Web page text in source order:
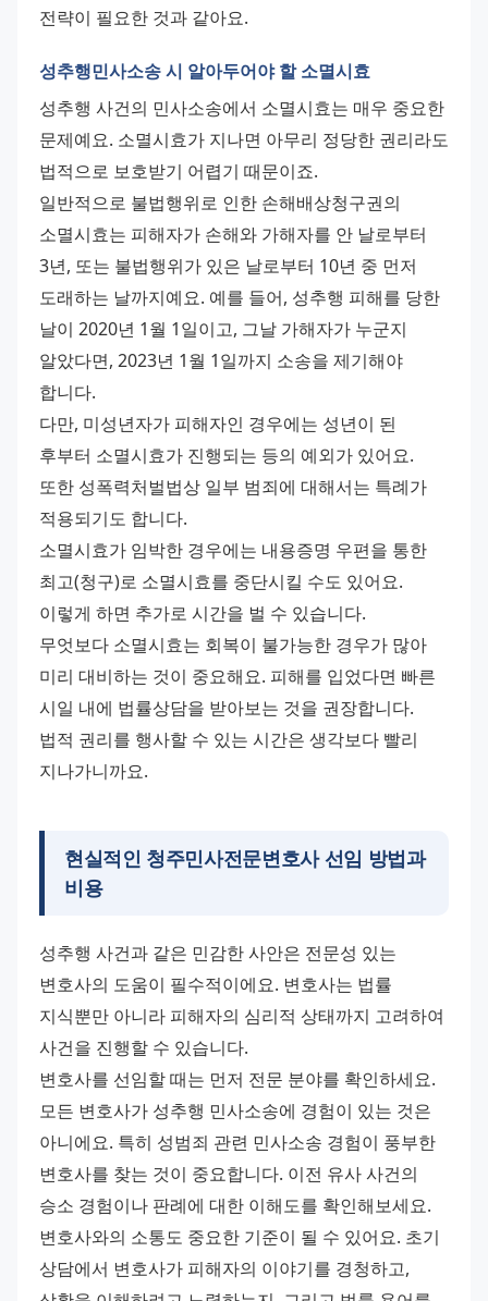
전략이 필요한 것과 같아요.
성추행민사소송 시 알아두어야 할 소멸시효
성추행 사건의 민사소송에서 소멸시효는 매우 중요한
문제예요. 소멸시효가 지나면 아무리 정당한 권리라도
법적으로 보호받기 어렵기 때문이죠.
일반적으로 불법행위로 인한 손해배상청구권의
소멸시효는 피해자가 손해와 가해자를 안 날로부터
3년, 또는 불법행위가 있은 날로부터 10년 중 먼저
도래하는 날까지예요. 예를 들어, 성추행 피해를 당한
날이 2020년 1월 1일이고, 그날 가해자가 누군지
알았다면, 2023년 1월 1일까지 소송을 제기해야
합니다.
다만, 미성년자가 피해자인 경우에는 성년이 된
후부터 소멸시효가 진행되는 등의 예외가 있어요.
또한 성폭력처벌법상 일부 범죄에 대해서는 특례가
적용되기도 합니다.
소멸시효가 임박한 경우에는 내용증명 우편을 통한
최고(청구)로 소멸시효를 중단시킬 수도 있어요.
이렇게 하면 추가로 시간을 벌 수 있습니다.
무엇보다 소멸시효는 회복이 불가능한 경우가 많아
미리 대비하는 것이 중요해요. 피해를 입었다면 빠른
시일 내에 법률상담을 받아보는 것을 권장합니다.
법적 권리를 행사할 수 있는 시간은 생각보다 빨리
지나가니까요.
현실적인 청주민사전문변호사선임 방법과
비용
성추행 사건과 같은 민감한 사안은 전문성 있는
변호사의 도움이 필수적이에요. 변호사는 법률
지식뿐만 아니라 피해자의 심리적 상태까지 고려하여
사건을 진행할 수 있습니다.
변호사를 선임할 때는 먼저 전문 분야를 확인하세요.
모든 변호사가 성추행 민사소송에 경험이 있는 것은
아니에요. 특히 성범죄 관련 민사소송 경험이 풍부한
변호사를 찾는 것이 중요합니다. 이전 유사 사건의
승소 경험이나 판례에 대한 이해도를 확인해보세요.
변호사와의 소통도 중요한 기준이 될 수 있어요. 초기
상담에서 변호사가 피해자의 이야기를 경청하고,